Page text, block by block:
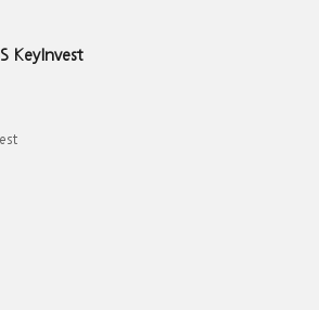
KeyInvest